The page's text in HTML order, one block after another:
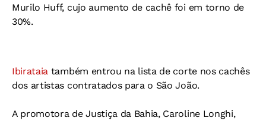
Murilo Huff, cujo aumento de cachê foi em torno de
30%.
Ibirataia também entrou na lista de corte nos cachês
dos artistas contratados para o São João.
A promotora de Justiça da Bahia, Caroline Longhi,